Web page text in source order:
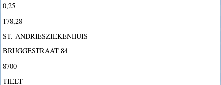
0,25
178,28
ST.-ANDRIESZIEKENHUIS
BRUGGESTRAAT 84
8700
TIELT